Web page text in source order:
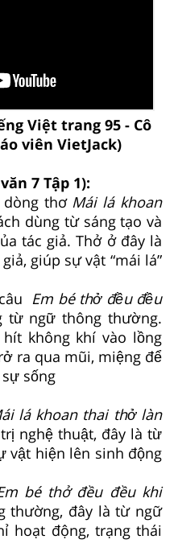
Việt trang 95 - Cô
viên VietJack)
7 Tập 1):
thơ Mái lá khoan
dùng từ sáng tạo và
tác giả. Thở ở đây là
giúp sự vật “mái lá”
Em bé thở đều đều
từ ngữ thông thường.
không khí vào lồng
ra qua mũi, miệng để
sống
lá khoan thai thở làn
nghệ thuật, đây là từ
vật hiện lên sinh động
bé thở đều đều khi
thường, đây là từ ngữ
hoạt động, trạng thái